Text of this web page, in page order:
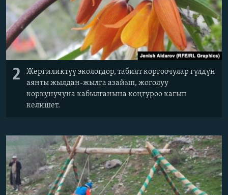
2
Жергиликтүү экологдор, табият коргоочулар гүлдүн
аянты жылдан-жылга азайып, жоголуу
коркунучуна кабылганына коңгуроо кагып
келишет.